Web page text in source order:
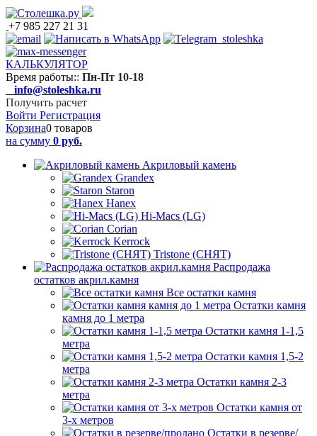
+7 985 227 21 31
КАЛЬКУЛЯТОР
Время работы:: Пн-Пт 10-18
info@stoleshka.ru
Получить расчет
Войти Регистрация
Корзина0 товаров
на сумму 0 руб.
Акриловый камень
Grandex
Staron
Hanex
Hi-Macs (LG)
Corian
Kerrock
Tristone (СНЯТ)
Распродажа
остатков акрил.камня
Все остатки камня
Остатки камня
камня до 1 метра
Остатки камня 1-1,5
метра
Остатки камня 1,5-2
метра
Остатки камня 2-3
метра
Остатки камня от
3-х метров
Остатки в резерве/